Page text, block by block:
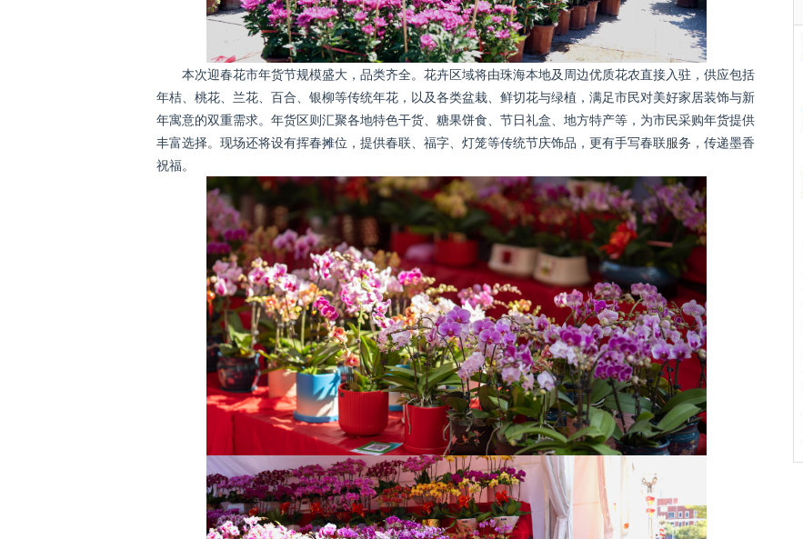
本次迎春花市年货节规模盛大，品类齐全。花卉区域将由珠海本地及周边优质花农直接入驻，供应包括
年桔、桃花、兰花、百合、银柳等传统年花，以及各类盆栽、鲜切花与绿植，满足市民对美好家居装饰与新
年寓意的双重需求。年货区则汇聚各地特色干货、糖果饼食、节日礼盒、地方特产等，为市民采购年货提供
丰富选择。现场还将设有挥春摊位，提供春联、福字、灯笼等传统节庆饰品，更有手写春联服务，传递墨香
祝福。